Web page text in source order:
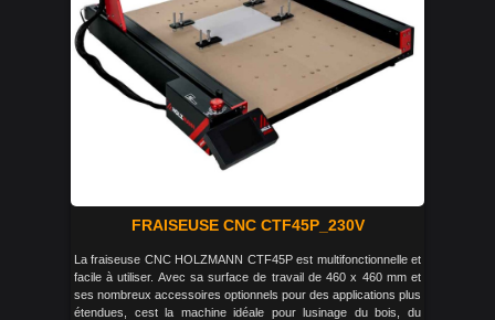
FRAISEUSE CNC CTF45P_230V
La fraiseuse CNC HOLZMANN CTF45P est multifonctionnelle et
facile à utiliser. Avec sa surface de travail de 460 x 460 mm et
ses nombreux accessoires optionnels pour des applications plus
étendues, cest la machine idéale pour lusinage du bois, du